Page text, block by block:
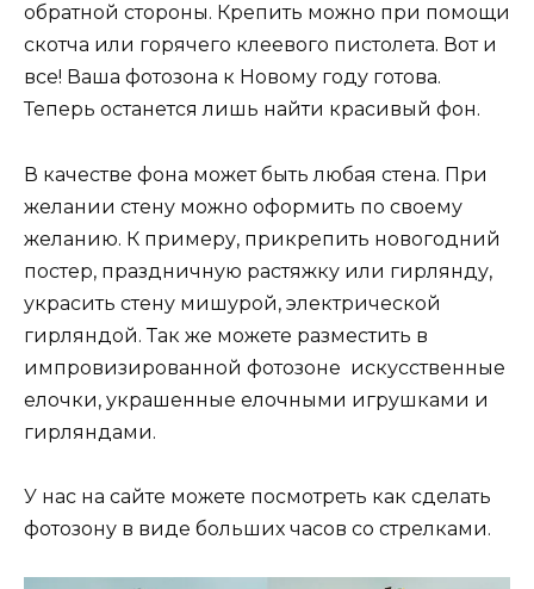
обратной стороны. Крепить можно при помощи
скотча или горячего клеевого пистолета. Вот и
все! Ваша фотозона к Новому году готова.
Теперь останется лишь найти красивый фон.
В качестве фона может быть любая стена. При
желании стену можно оформить по своему
желанию. К примеру, прикрепить новогодний
постер, праздничную растяжку или гирлянду,
украсить стену мишурой, электрической
гирляндой. Так же можете разместить в
импровизированной фотозоне искусственные
елочки, украшенные елочными игрушками и
гирляндами.
У нас на сайте можете посмотреть как сделать
фотозону в виде больших часов со стрелками.